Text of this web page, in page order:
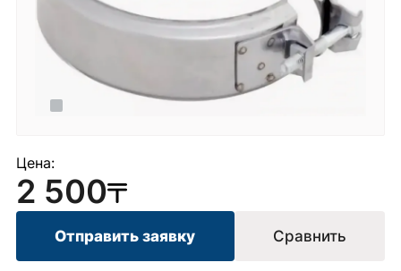
Цена:
2 500
Отправить заявку Сравнить